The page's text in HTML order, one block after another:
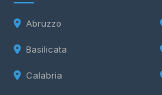
Abruzzo
Basilicata
Calabria